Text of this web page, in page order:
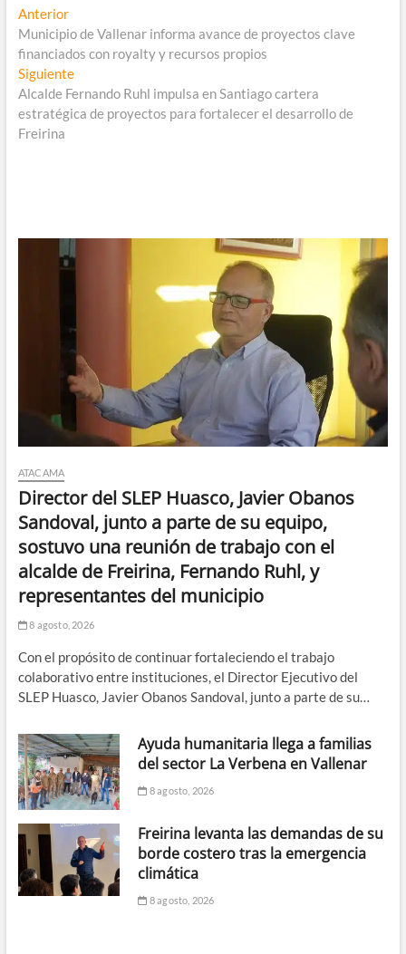
Navegación
de
entradas
AnteriorEntrada
anterior:
Municipio de Vallenar informa avance de proyectos clave
financiados con royalty y recursos propios
SiguienteEntrada
siguiente:
Alcalde Fernando Ruhl impulsa en Santiago cartera
estratégica de proyectos para fortalecer el desarrollo de
Freirina
ATACAMA
Director del SLEP Huasco, Javier Obanos
Sandoval, junto a parte de su equipo,
sostuvo una reunión de trabajo con el
alcalde de Freirina, Fernando Ruhl, y
representantes del municipio
8 agosto, 2026
Con el propósito de continuar fortaleciendo el trabajo
colaborativo entre instituciones, el Director Ejecutivo del
SLEP Huasco, Javier Obanos Sandoval, junto a parte de su…
Ayuda humanitaria llega a familias
del sector La Verbena en Vallenar
8 agosto, 2026
Freirina levanta las demandas de su
borde costero tras la emergencia
climática
8 agosto, 2026